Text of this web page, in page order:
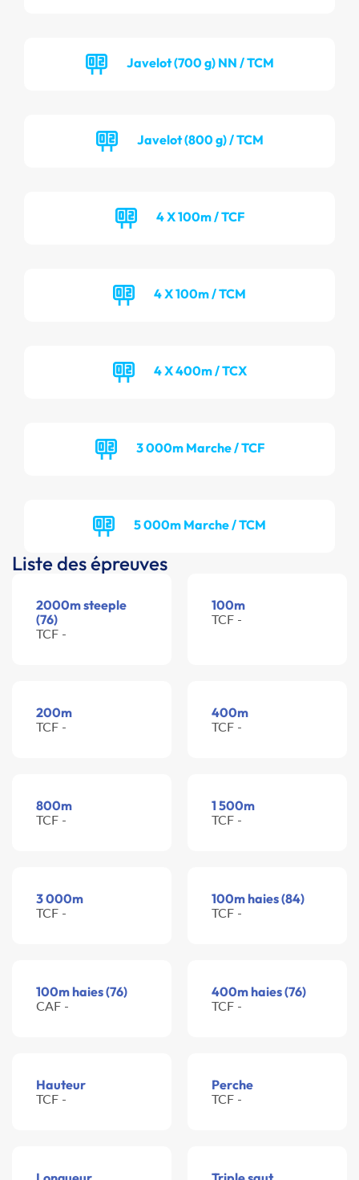
Javelot (700 g) NN / TCM
Javelot (800 g) / TCM
4 X 100m / TCF
4 X 100m / TCM
4 X 400m / TCX
3 000m Marche / TCF
5 000m Marche / TCM
Liste des épreuves
2000m steeple
(76)
TCF -
100m
TCF -
200m
TCF -
400m
TCF -
800m
TCF -
1 500m
TCF -
3 000m
TCF -
100m haies (84)
TCF -
100m haies (76)
CAF -
400m haies (76)
TCF -
Hauteur
TCF -
Perche
TCF -